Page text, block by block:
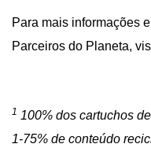
Para mais informações
Parceiros do Planeta,
1 100% dos cartuchos
1-75% de conteúdo